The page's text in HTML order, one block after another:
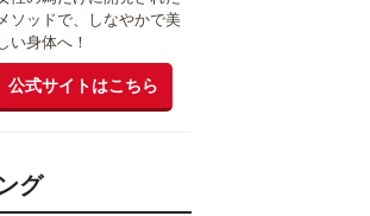
メソッドで、しなやかで美
い身体へ！
公式サイトはこちら
グ